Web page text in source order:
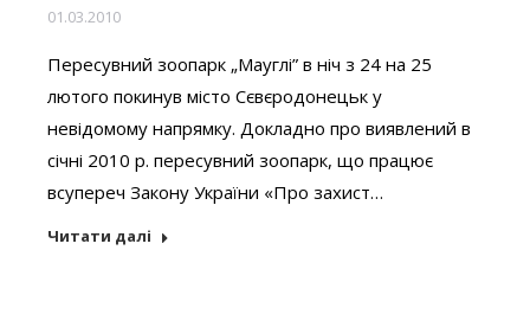
01.03.2010
Пересувний зоопарк „Мауглі” в ніч з 24 на 25
лютого покинув місто Сєвєродонецьк у
невідомому напрямку. Докладно про виявлений в
січні 2010 р. пересувний зоопарк, що працює
всупереч Закону України «Про захист…
Читати далі